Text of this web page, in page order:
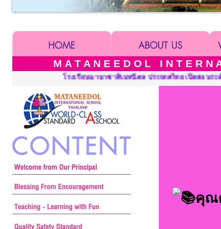
M A T A N E E D O L I N T E R
เทศไทย เปิดสอนระดับ เนอร์สเซอรี่ อนุบาล ประถมศึกษาและมัธยม
คุณ